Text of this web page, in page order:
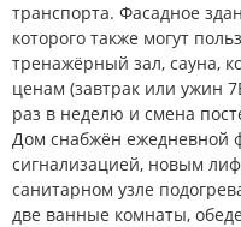
транспорта. Фасадное
которого также могут
тренажёрный зал, сауна,
ценам (завтрак или ужин
раз в неделю и смена
Дом снабжён ежедневной
сигнализацией, новым
санитарном узле
две ванные комнаты,